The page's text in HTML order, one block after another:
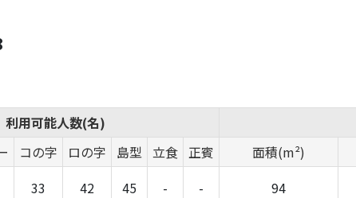
利用可能人数(名)
コの字 ロの字 島型 立食 正賓 面積(m²)
33 42 45 - - 94